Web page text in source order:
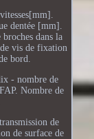
dentée [mm].
dans la
vis de fixation
bord.
- nombre de
Nombre de
de
de surface de